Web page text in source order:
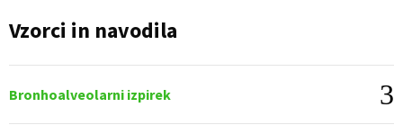
Vzorci in navodila
Bronhoalveolarni izpirek